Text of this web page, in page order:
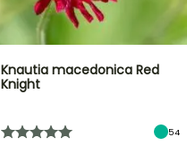
Knautia macedonica Red
Knight
54